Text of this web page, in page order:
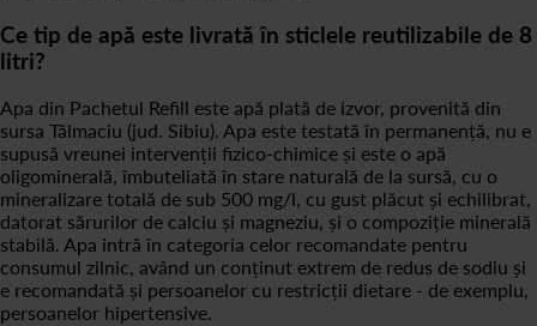
Ce tip de apă este livrată în sticlele reutilizabile de 8
litri?
Apa din Pachetul Refill este apă plată de izvor, provenită din
sursa Tălmaciu (jud. Sibiu). Apa este testată în permanență, nu e
supusă vreunei intervenții fizico-chimice și este o apă
oligominerală, îmbuteliată în stare naturală de la sursă, cu o
mineralizare totală de sub 500 mg/l, cu gust plăcut și echilibrat,
datorat sărurilor de calciu și magneziu, și o compoziție minerală
stabilă. Apa intră în categoria celor recomandate pentru
consumul zilnic, având un conținut extrem de redus de sodiu și
e recomandată și persoanelor cu restricții dietare - de exemplu,
persoanelor hipertensive.